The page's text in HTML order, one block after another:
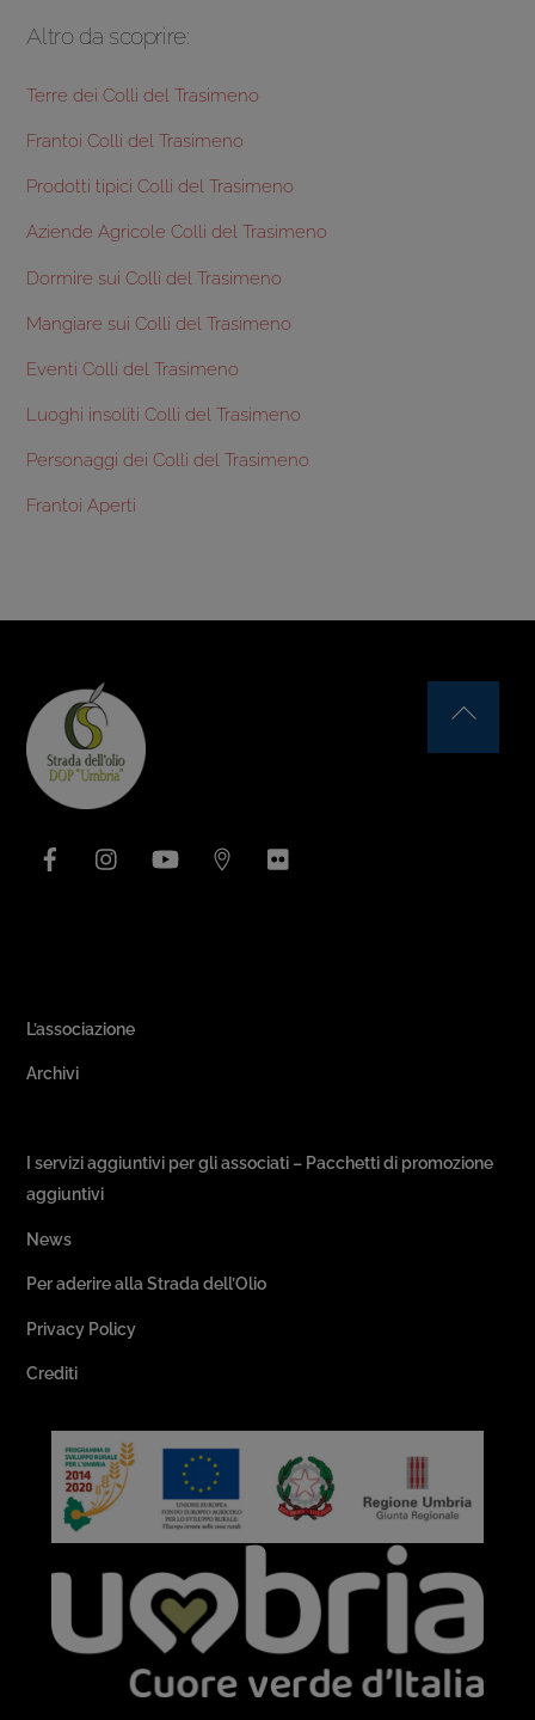
Altro da scoprire:
Terre dei Colli del Trasimeno
Frantoi Colli del Trasimeno
Prodotti tipici Colli del Trasimeno
Aziende Agricole Colli del Trasimeno
Dormire sui Colli del Trasimeno
Mangiare sui Colli del Trasimeno
Eventi Colli del Trasimeno
Luoghi insoliti Colli del Trasimeno
Personaggi dei Colli del Trasimeno
Frantoi Aperti
YouTube
L’associazione
Archivi
I servizi aggiuntivi per gli associati – Pacchetti di promozione
aggiuntivi
News
Per aderire alla Strada dell’Olio
Privacy Policy
Crediti